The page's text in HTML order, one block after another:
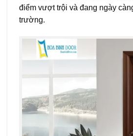
điểm vượt trội và đang ngày
trường.